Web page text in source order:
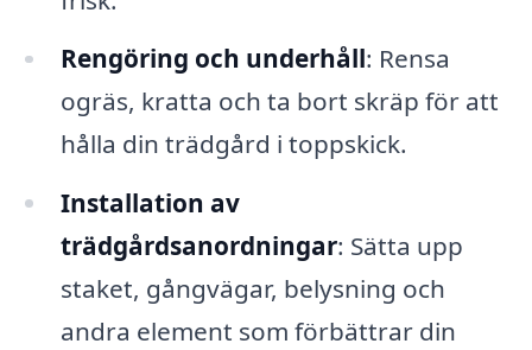
Rengöring och underhåll: Rensa
ogräs, kratta och ta bort skräp för att
hålla din trädgård i toppskick.
Installation av
trädgårdsanordningar: Sätta upp
staket, gångvägar, belysning och
andra element som förbättrar din